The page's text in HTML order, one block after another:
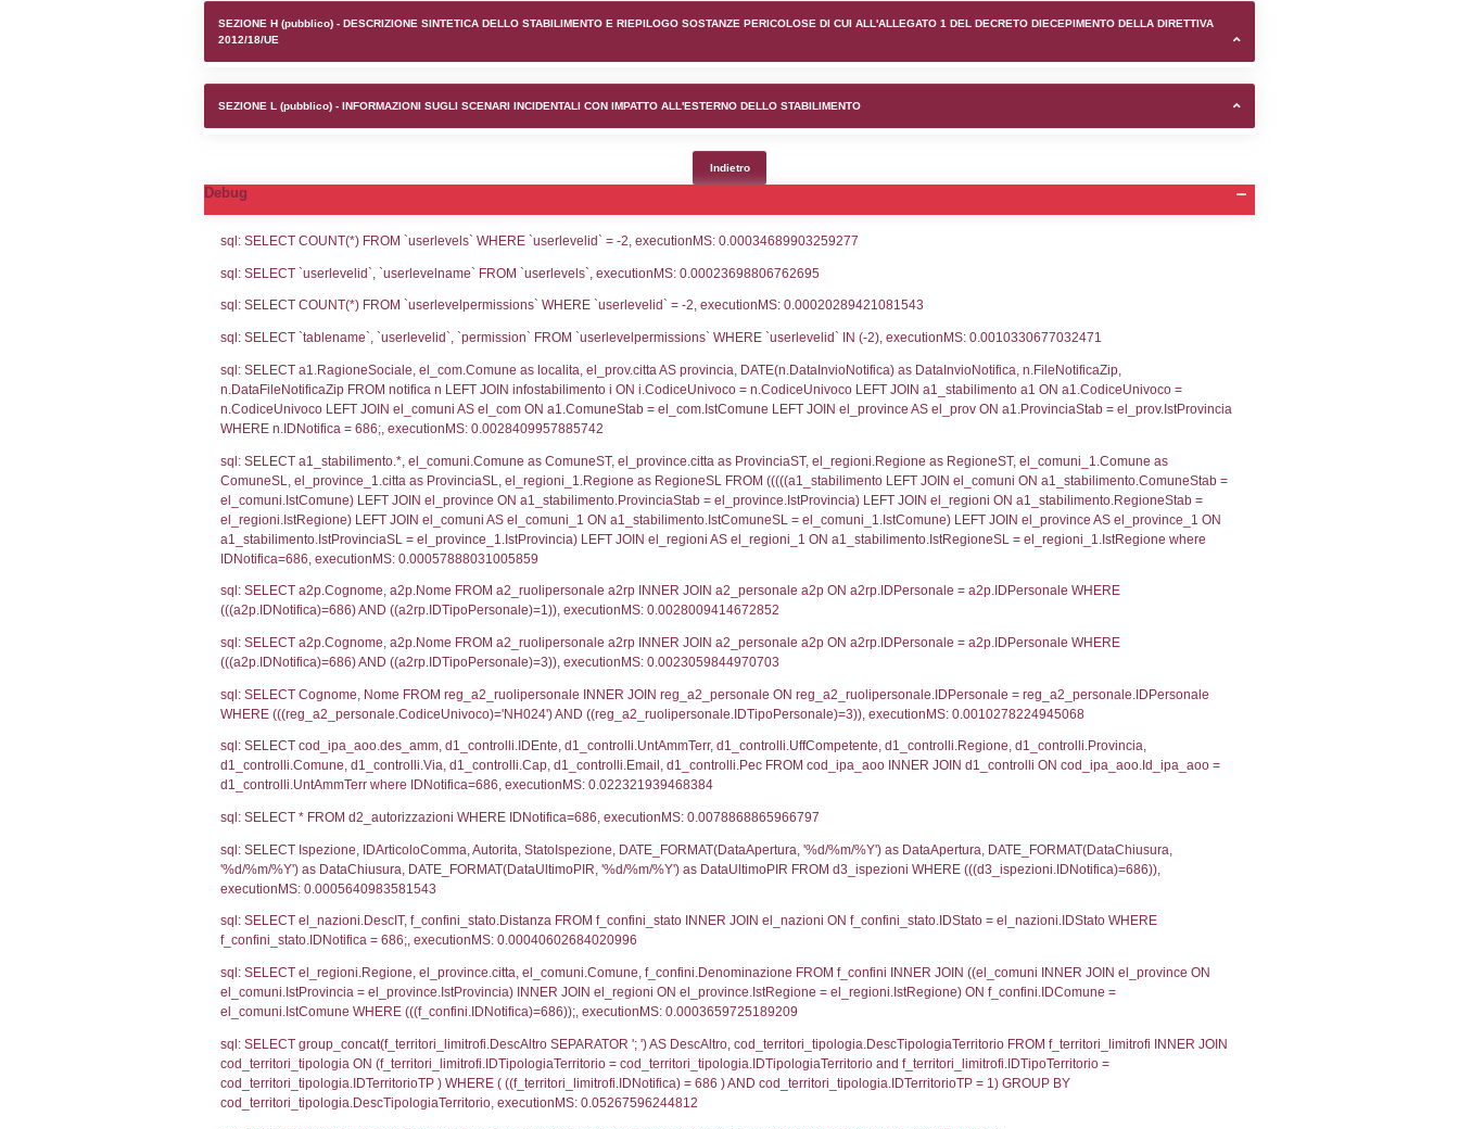
SEZIONE D (pubblico) - INFORMAZIONI GENERALI SU AUTORIZZAZIONI/CERTIFICAZIONI E STATO DEI CONTROLLO A CUI è SOGGETTO
SEZIONE F (pubblico) - DESCRIZIONE DELL'AMBIENTE/TERRITORIO CIRCOSTANTE LO STABILIMENTO
SEZIONE H (pubblico) - DESCRIZIONE SINTETICA DELLO STABILIMENTO E RIEPILOGO SOSTANZE PERICOLOSE DI CUI ALL'ALLEGATO
2012/18/UE
SEZIONE L (pubblico) - INFORMAZIONI SUGLI SCENARI INCIDENTALI CON IMPATTO ALL'ESTERNO DELLO STABILIMENTO
Debug
sql: SELECT COUNT(*) FROM `userlevels` WHERE `userlevelid` = -2, executionMS: 0.00034689903259277
sql: SELECT `userlevelid`, `userlevelname` FROM `userlevels`, executionMS: 0.00023698806762695
sql: SELECT COUNT(*) FROM `userlevelpermissions` WHERE `userlevelid` = -2, executionMS: 0.00020289421081543
sql: SELECT `tablename`, `userlevelid`, `permission` FROM `userlevelpermissions` WHERE `userlevelid` IN (-2),
sql: SELECT a1.RagioneSociale, el_com.Comune as localita, el_prov.citta AS provincia, DATE(n.DataInvioNotifica) as
n.DataFileNotificaZip FROM notifica n LEFT JOIN infostabilimento i ON i.CodiceUnivoco = n.CodiceUnivoco LEFT JOIN
n.CodiceUnivoco LEFT JOIN el_comuni AS el_com ON a1.ComuneStab = el_com.IstComune LEFT JOIN el_province AS
WHERE n.IDNotifica = 686;, executionMS: 0.0028409957885742
sql: SELECT a1_stabilimento.*, el_comuni.Comune as ComuneST, el_province.citta as ProvinciaST, el_regioni.Regione
ComuneSL, el_province_1.citta as ProvinciaSL, el_regioni_1.Regione as RegioneSL FROM (((((a1_stabilimento LEFT
el_comuni.IstComune) LEFT JOIN el_province ON a1_stabilimento.ProvinciaStab = el_province.IstProvincia) LEFT JOIN